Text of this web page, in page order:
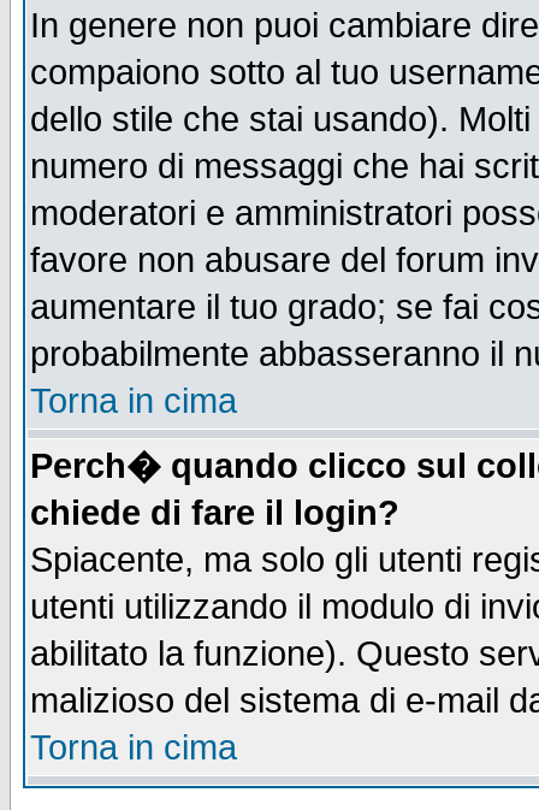
In genere non puoi cambiare
compaiono sotto al tuo
dello stile che stai usando).
numero di messaggi che hai
moderatori e amministratori
favore non abusare del forum
aumentare il tuo grado; se fai
probabilmente abbasseranno il
Torna in cima
Perch� quando clicco sul
chiede di fare il login?
Spiacente, ma solo gli utenti
utenti utilizzando il modulo di
abilitato la funzione). Questo
malizioso del sistema di e-mail
Torna in cima